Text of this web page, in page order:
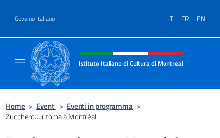
Governo Italiano IT FR EN
Intestazione sito, social e menù
Istituto Italiano di Cultura di Montreal
Home > Eventi > Eventi in programma >
Zucchero… ritorna a Montréal